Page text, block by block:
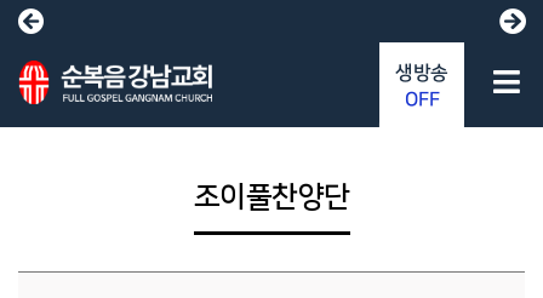
조이풀찬양단
생방송
OFF